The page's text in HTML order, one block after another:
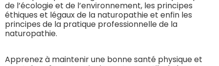
de l’écologie et de l’environnement, les principes
éthiques et légaux de la naturopathie et enfin les
principes de la pratique professionnelle de la
naturopathie.
Apprenez à maintenir une bonne santé physique et